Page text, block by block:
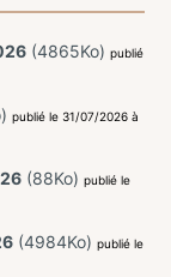
(4865Ko)publié
publié le 31/07/2026 à
(88Ko)publié le
(4984Ko)publié le